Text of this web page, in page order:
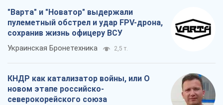
"Варта" и "Новатор" выдержали
пулеметный обстрел и удар FPV-дрона,
сохранив жизнь офицеру ВСУ
Украинская Бронетехника 2,5 т.
КНДР как катализатор войны, или О
новом этапе российско-
северокорейского союза